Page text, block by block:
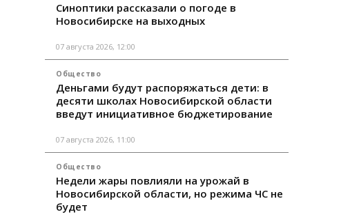
Синоптики рассказали о погоде в
Новосибирске на выходных
07 августа 2026, 12:00
Общество
Деньгами будут распоряжаться дети: в
десяти школах Новосибирской области
введут инициативное бюджетирование
07 августа 2026, 11:00
Общество
Недели жары повлияли на урожай в
Новосибирской области, но режима ЧС не
будет